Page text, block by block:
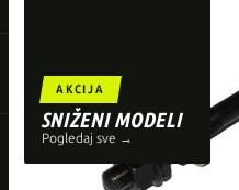
AKCIJA
SNIŽENI MODELI
Pogledaj sve →
Liv
Shimano
Wahoo